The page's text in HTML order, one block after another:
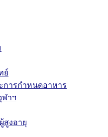
ย์
ารกำหนดอาหาร
ฬาฯ
สูงอายุ